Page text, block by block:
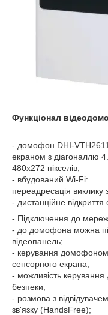
Функціонал
- домофон DHI-
екраном з діагоналлю
480х272 пікселів;
- вбудований Wi-Fi:
переадресація
- дистанційне
- Підключення до
- до домофона можна
відеопанель;
- керування домофоном
сенсорного екрана;
- можливість
безпеки;
- розмова з
зв'язку (HandsFree);